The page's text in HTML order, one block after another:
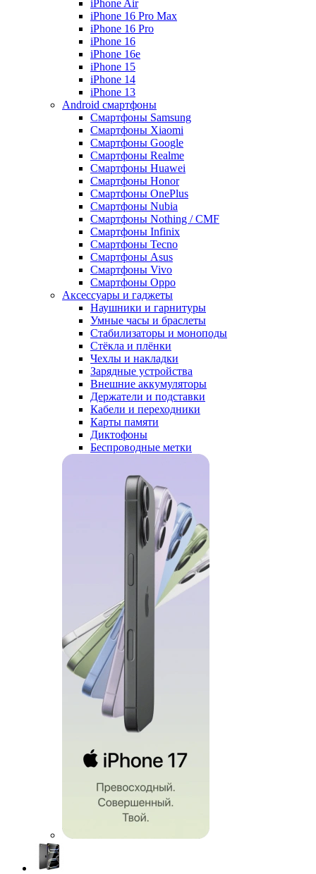
iPhone Air
iPhone 16 Pro Max
iPhone 16 Pro
iPhone 16
iPhone 16e
iPhone 15
iPhone 14
iPhone 13
Android cмартфоны
Смартфоны Samsung
Смартфоны Xiaomi
Смартфоны Google
Смартфоны Realme
Смартфоны Huawei
Смартфоны Honor
Смартфоны OnePlus
Смартфоны Nubia
Смартфоны Nothing / CMF
Смартфоны Infinix
Смартфоны Tecno
Смартфоны Asus
Смартфоны Vivo
Смартфоны Oppo
Аксессуары и гаджеты
Наушники и гарнитуры
Умные часы и браслеты
Стабилизаторы и моноподы
Стёкла и плёнки
Чехлы и накладки
Зарядные устройства
Внешние аккумуляторы
Держатели и подставки
Кабели и переходники
Карты памяти
Диктофоны
Беспроводные метки